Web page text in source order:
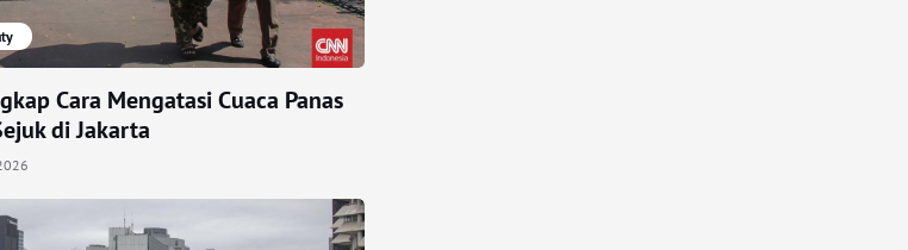
Cara Mengatasi Cuaca Panas
di Jakarta